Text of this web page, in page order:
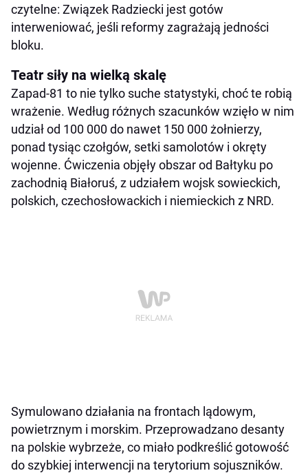
czytelne: Związek Radziecki jest gotów
interweniować, jeśli reformy zagrażają jedności
bloku.
Teatr siły na wielką skalę
Zapad-81 to nie tylko suche statystyki, choć te robią
wrażenie. Według różnych szacunków wzięło w nim
udział od 100 000 do nawet 150 000 żołnierzy,
ponad tysiąc czołgów, setki samolotów i okręty
wojenne. Ćwiczenia objęły obszar od Bałtyku po
zachodnią Białoruś, z udziałem wojsk sowieckich,
polskich, czechosłowackich i niemieckich z NRD.
Symulowano działania na frontach lądowym,
powietrznym i morskim. Przeprowadzano desanty
na polskie wybrzeże, co miało podkreślić gotowość
do szybkiej interwencji na terytorium sojuszników.